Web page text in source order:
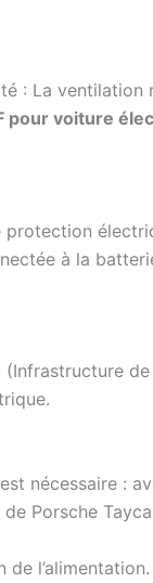
: La ventilation
pour voiture
protection
à la
nécessaire :
Porsche